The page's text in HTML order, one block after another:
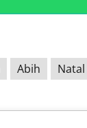
Abih Natal